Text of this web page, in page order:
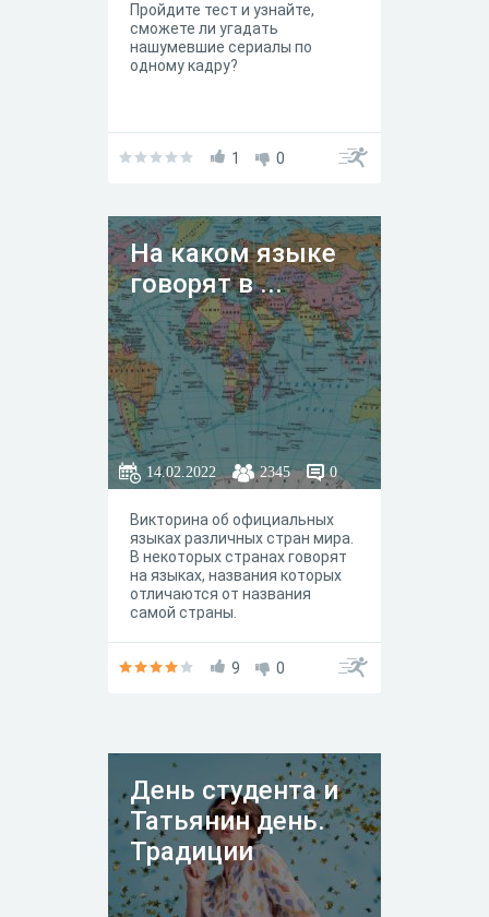
Пройдите тест и узнайте,
сможете ли угадать
нашумевшие сериалы по
одному кадру?
1 0
На каком языке
говорят в ...
14.02.2022 2345 0
Викторина об официальных
языках различных стран мира.
В некоторых странах говорят
на языках, названия которых
отличаются от названия
самой страны.
9 0
День студента и
Татьянин день.
Традиции